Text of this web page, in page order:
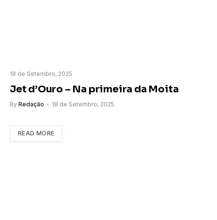
18 de Setembro, 2025
Jet d’Ouro – Na primeira da Moita
By Redação 18 de Setembro, 2025
READ MORE